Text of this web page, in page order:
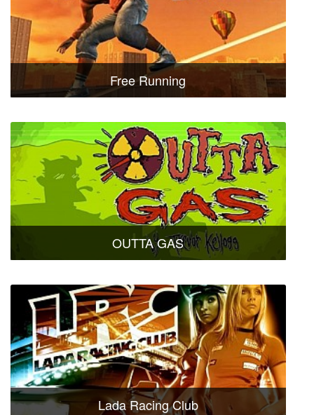
Free Running
OUTTA GAS
Lada Racing Club